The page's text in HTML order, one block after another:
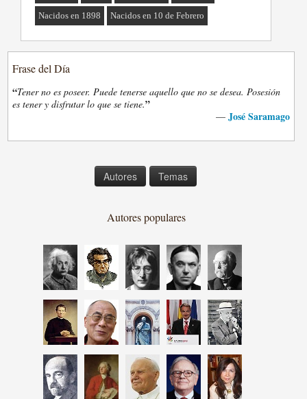
Nacidos en 1898 Nacidos en 10 de Febrero
Frase del Día
“Tener no es poseer. Puede tenerse aquello que no se desea. Posesión
es tener y disfrutar lo que se tiene.”
— José Saramago
Autores Temas
Autores populares